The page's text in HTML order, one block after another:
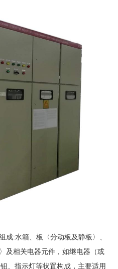
成:水箱、板〈分动板及静板〉、
及相关电器元件，如继电器（或
、指示灯等状置构成，主要适用